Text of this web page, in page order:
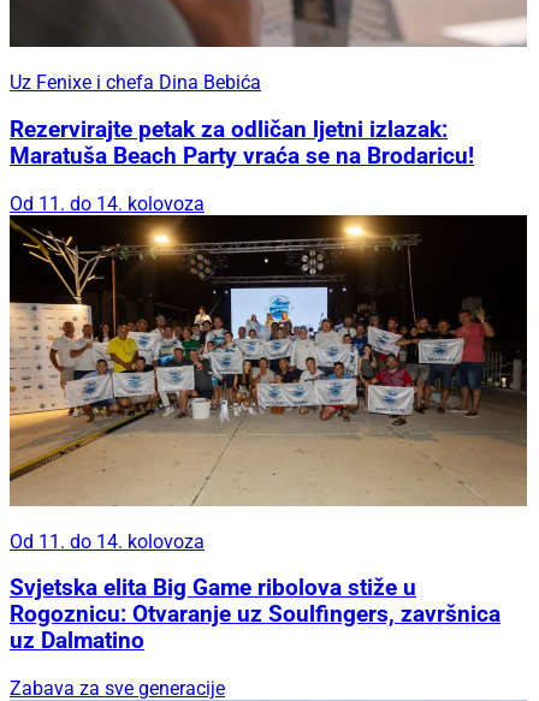
Uz Fenixe i chefa Dina Bebića
Rezervirajte petak za odličan ljetni izlazak:
Maratuša Beach Party vraća se na Brodaricu!
Od 11. do 14. kolovoza
Od 11. do 14. kolovoza
Svjetska elita Big Game ribolova stiže u
Rogoznicu: Otvaranje uz Soulfingers, završnica
uz Dalmatino
Zabava za sve generacije